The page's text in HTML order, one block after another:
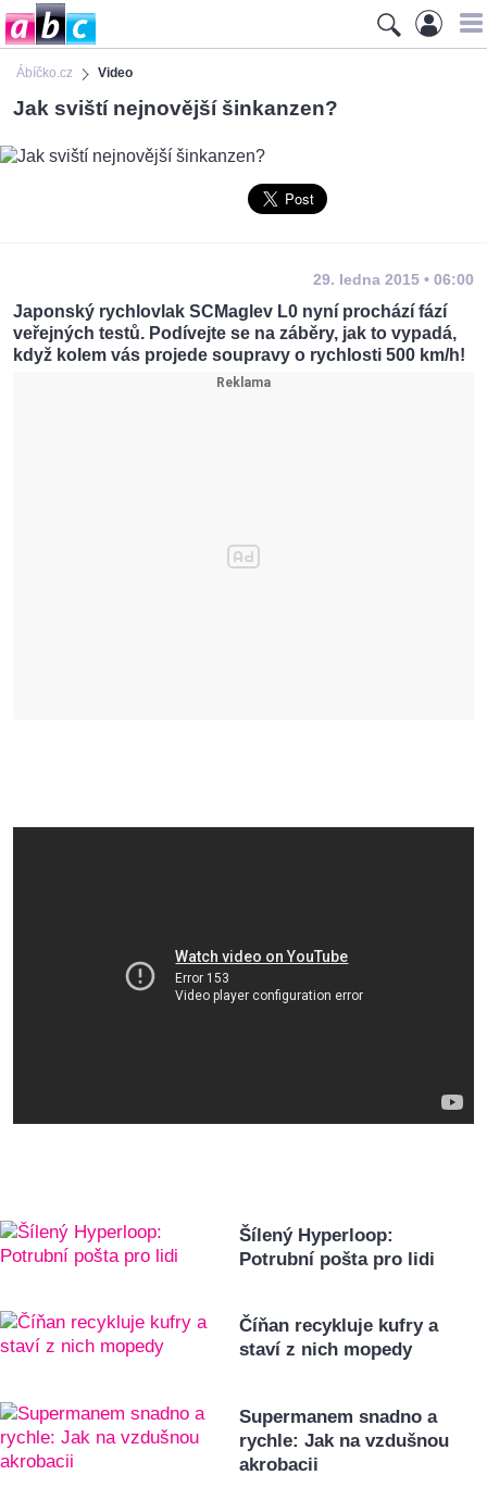
Ábíčko.cz Video
Jak sviští nejnovější šinkanzen?
29. ledna 2015 • 06:00
Japonský rychlovlak SCMaglev L0 nyní prochází fází
veřejných testů. Podívejte se na záběry, jak to vypadá,
když kolem vás projede soupravy o rychlosti 500 km/h!
Šílený Hyperloop:
Potrubní pošta pro lidi
Číňan recykluje kufry a
staví z nich mopedy
Supermanem snadno a
rychle: Jak na vzdušnou
akrobacii